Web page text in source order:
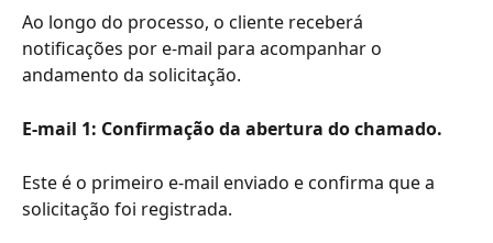
Ao longo do processo, o cliente receberá
notificações por e-mail para acompanhar o
andamento da solicitação.
E-mail 1: Confirmação da abertura do chamado.
Este é o primeiro e-mail enviado e confirma que a
solicitação foi registrada.